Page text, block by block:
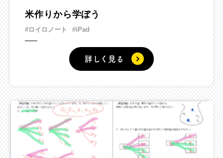
米作りから学ぼう
#ロイロノート #iPad
詳しく見る